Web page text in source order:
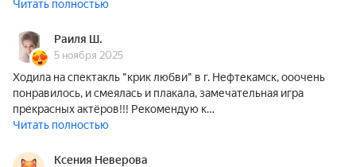
Читать полностью
Раиля Ш.
5 ноября 2025
Ходила на спектакль "крик любви" в г. Нефтекамск, ооочень
понравилось, и смеялась и плакала, замечательная игра
прекрасных актёров!!! Рекомендую к…
Читать полностью
Ксения Неверова